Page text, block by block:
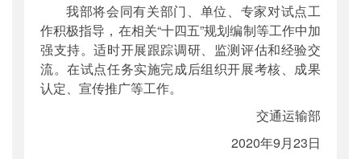
我部将会同有关部门、单位、专家对试点工
作积极指导，在相关“十四五”规划编制等工作中加
强支持。适时开展跟踪调研、监测评估和经验交
流。在试点任务实施完成后组织开展考核、成果
认定、宣传推广等工作。
交通运输部
2020年9月23日